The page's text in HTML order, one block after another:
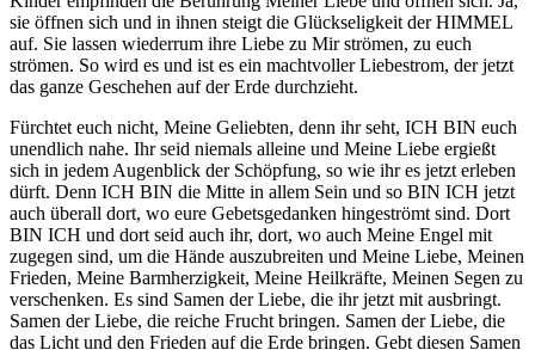
sie öffnen sich und in ihnen steigt die Glückseligkeit der HIMMEL
auf. Sie lassen wiederrum ihre Liebe zu Mir strömen, zu euch
strömen. So wird es und ist es ein machtvoller Liebestrom, der jetzt
das ganze Geschehen auf der Erde durchzieht.
Fürchtet euch nicht, Meine Geliebten, denn ihr seht, ICH BIN euch
unendlich nahe. Ihr seid niemals alleine und Meine Liebe ergießt
sich in jedem Augenblick der Schöpfung, so wie ihr es jetzt erleben
dürft. Denn ICH BIN die Mitte in allem Sein und so BIN ICH jetzt
auch überall dort, wo eure Gebetsgedanken hingeströmt sind. Dort
BIN ICH und dort seid auch ihr, dort, wo auch Meine Engel mit
zugegen sind, um die Hände auszubreiten und Meine Liebe, Meinen
Frieden, Meine Barmherzigkeit, Meine Heilkräfte, Meinen Segen zu
verschenken. Es sind Samen der Liebe, die ihr jetzt mit ausbringt.
Samen der Liebe, die reiche Frucht bringen. Samen der Liebe, die
das Licht und den Frieden auf die Erde bringen. Gebt diesen Samen